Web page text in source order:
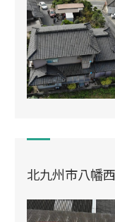
北九州市八幡